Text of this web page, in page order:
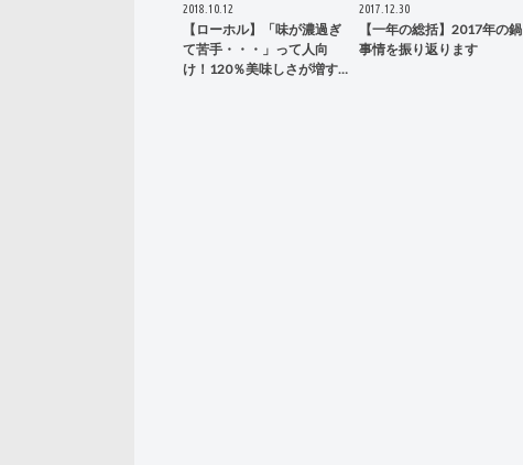
2018.10.12
【ローホル】「味が濃過ぎ
て苦手・・・」って人向
け！120％美味しさが増す…
2017.12.30
【一年の総括】2017年の鍋
事情を振り返ります